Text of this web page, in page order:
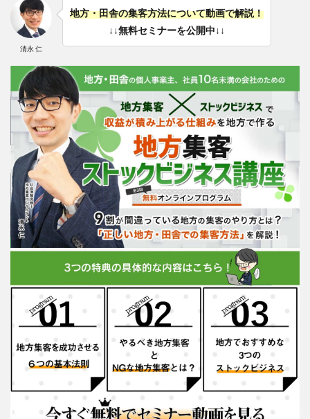
清永 仁
地方・田舎の集客方法について動画で解説！
↓↓無料セミナーを公開中↓↓